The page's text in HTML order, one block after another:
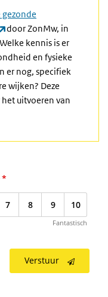
gezonde
(externe link)
door ZonMw, in
kennis is er
en fysieke
er nog, specifiek
wijken? Deze
uitvoeren van
*
7 8 9 10
Fantastisch
Verstuur